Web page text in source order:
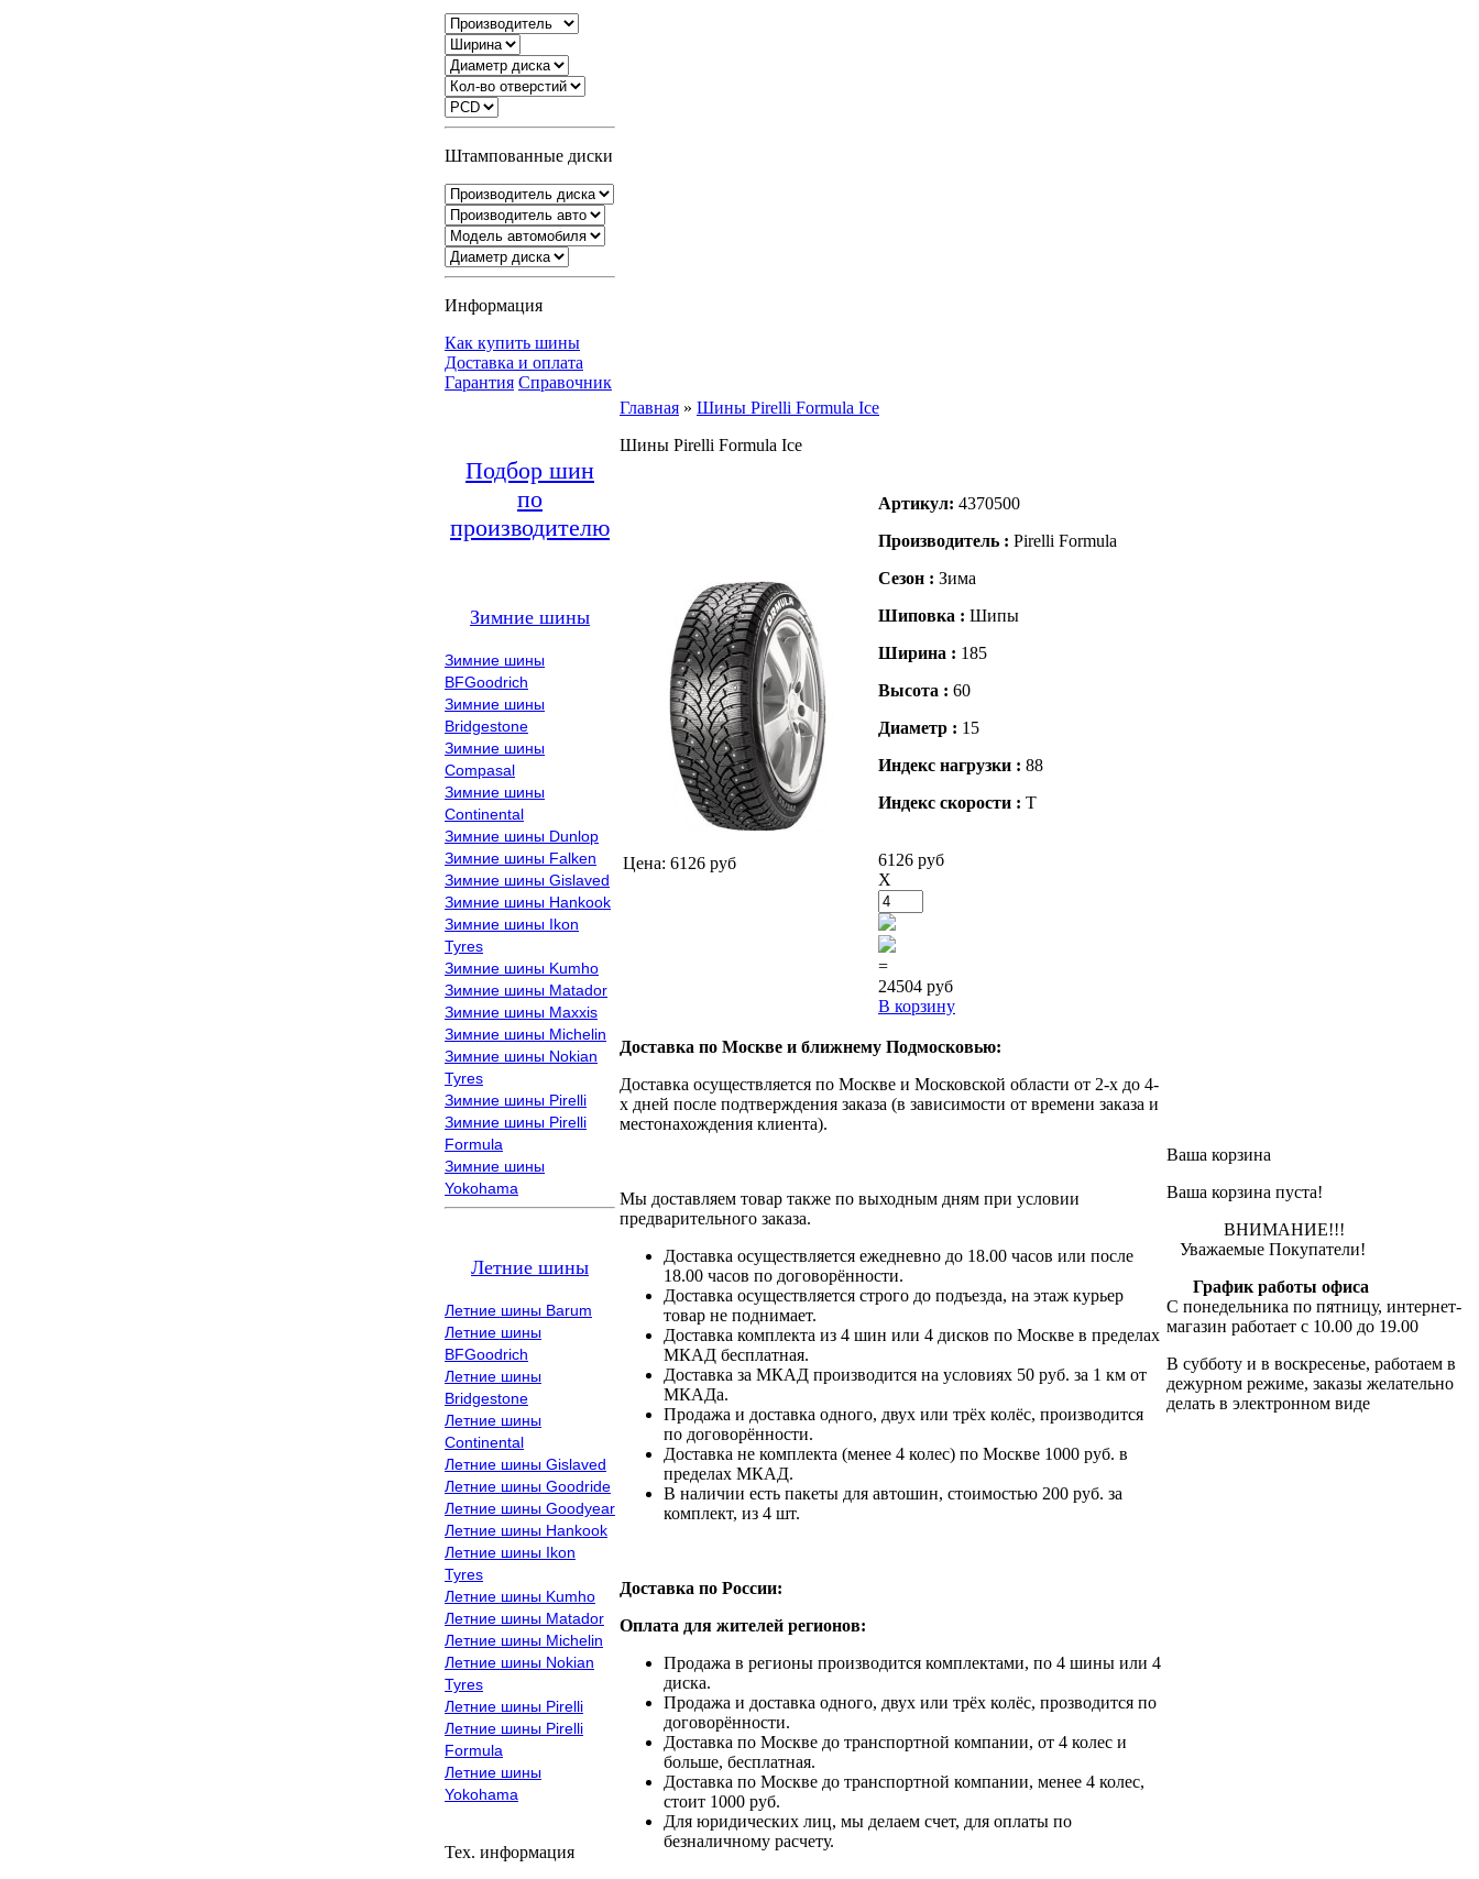
Штампованные диски
Информация
Как купить шины
Доставка и оплата
Гарантия Справочник
Подбор шин
по
производителю
Зимние шины
Зимние шины
BFGoodrich
Зимние шины
Bridgestone
Зимние шины
Compasal
Зимние шины
Continental
Зимние шины Dunlop
Зимние шины Falken
Зимние шины Gislaved
Зимние шины Hankook
Зимние шины Ikon
Tyres
Зимние шины Kumho
Зимние шины Matador
Зимние шины Maxxis
Зимние шины Michelin
Зимние шины Nokian
Tyres
Зимние шины Pirelli
Зимние шины Pirelli
Formula
Зимние шины
Yokohama
Летние шины
Летние шины Barum
Летние шины
BFGoodrich
Летние шины
Bridgestone
Летние шины
Continental
Летние шины Gislaved
Летние шины Goodride
Летние шины Goodyear
Летние шины Hankook
Летние шины Ikon
Tyres
Летние шины Kumho
Летние шины Matador
Летние шины Michelin
Летние шины Nokian
Tyres
Летние шины Pirelli
Летние шины Pirelli
Formula
Летние шины
Yokohama
Тех. информация
Главная » Шины Pirelli Formula Ice
Шины Pirelli Formula Ice
Цена: 6126 руб
Артикул: 4370500
Производитель : Pirelli Formula
Сезон : Зима
Шиповка : Шипы
Ширина : 185
Высота : 60
Диаметр : 15
Индекс нагрузки : 88
Индекс скорости : T
6126 руб
X
=
24504 руб
В корзину
Доставка по Москве и ближнему Подмосковью:
Доставка осуществляется по Москве и Московской области от 2-х до 4-
х дней после подтверждения заказа (в зависимости от времени заказа и
местонахождения клиента).
Мы доставляем товар также по выходным дням при условии
предварительного заказа.
Доставка осуществляется ежедневно до 18.00 часов или после
18.00 часов по договорённости.
Доставка осуществляется строго до подъезда, на этаж курьер
товар не поднимает.
Доставка комплекта из 4 шин или 4 дисков по Москве в пределах
МКАД бесплатная.
Доставка за МКАД производится на условиях 50 руб. за 1 км от
МКАДа.
Продажа и доставка одного, двух или трёх колёс, производится
по договорённости.
Доставка не комплекта (менее 4 колес) по Москве 1000 руб. в
пределах МКАД.
В наличии есть пакеты для автошин, стоимостью 200 руб. за
комплект, из 4 шт.
Доставка по России:
Оплата для жителей регионов:
Продажа в регионы производится комплектами, по 4 шины или 4
диска.
Продажа и доставка одного, двух или трёх колёс, прозводится по
договорённости.
Доставка по Москве до транспортной компании, от 4 колес и
больше, бесплатная.
Доставка по Москве до транспортной компании, менее 4 колес,
стоит 1000 руб.
Для юридических лиц, мы делаем счет, для оплаты по
безналичному расчету.
Ваша корзина
Ваша корзина пуста!
ВНИМАНИЕ!!!
Уважаемые Покупатели!
График работы офиса
С понедельника по пятницу, интернет-
магазин работает с 10.00 до 19.00
В субботу и в воскресенье, работаем в
дежурном режиме, заказы желательно
делать в электронном виде